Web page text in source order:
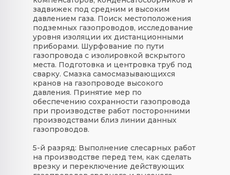
задвижек под средним и высоким
давлением газа. Поиск местоположения
подземных газопроводов, исследование
уровня изоляции их дистанционными
приборами. Шурфование по пути
газопровода с изолировкой вскрытого
места. Подготовка и центровка труб под
сварку. Смазка самосмазывающихся
кранов на газопроводе высокого
давления. Принятие мер по
обеспечению сохранности газопровода
при производстве работ посторонними
производствами близ линии данных
газопроводов.
5-й разряд: Выполнение слесарных работ
на производстве перед тем, как сделать
врезку и переключение действующих